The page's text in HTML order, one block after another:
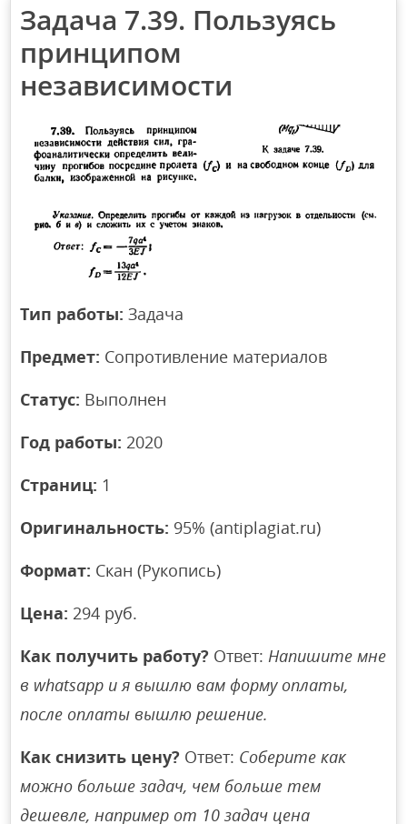
Задача 7.39. Пользуясь
принципом
независимости
Тип работы: Задача
Предмет: Сопротивление материалов
Статус: Выполнен
Год работы: 2020
Страниц: 1
Оригинальность: 95% (antiplagiat.ru)
Формат: Скан (Рукопись)
Цена: 294 руб.
Как получить работу? Ответ:Напишите мне
в whatsapp и я вышлю вам форму оплаты,
после оплаты вышлю решение.
Как снизить цену? Ответ: Соберите как
можно больше задач, чем больше тем
дешевле, например от 10 задач цена